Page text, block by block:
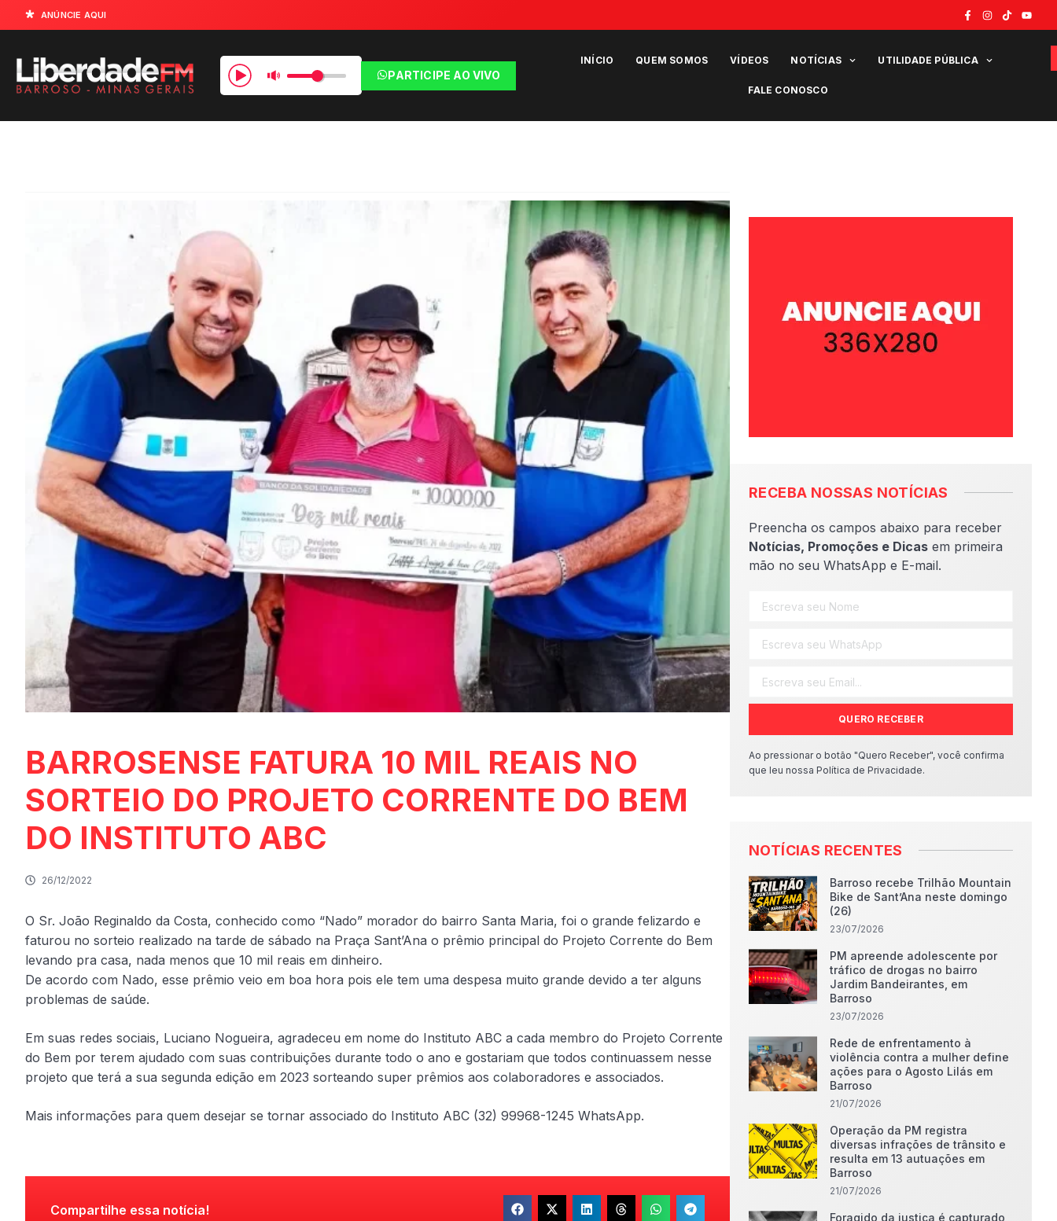
ANÚNCIE AQUI
PARTICIPE AO VIVO
INÍCIO QUEM SOMOS VÍDEOS NOTÍCIAS UTILIDADE PÚBLICA
FALE CONOSCO
BARROSENSE FATURA 10 MIL REAIS NO
SORTEIO DO PROJETO CORRENTE DO BEM
DO INSTITUTO ABC
26/12/2022
O Sr. João Reginaldo da Costa, conhecido como “Nado” morador do bairro Santa Maria, foi o grande felizardo e
faturou no sorteio realizado na tarde de sábado na Praça Sant’Ana o prêmio principal do Projeto Corrente do Bem
levando pra casa, nada menos que 10 mil reais em dinheiro.
De acordo com Nado, esse prêmio veio em boa hora pois ele tem uma despesa muito grande devido a ter alguns
problemas de saúde.
Em suas redes sociais, Luciano Nogueira, agradeceu em nome do Instituto ABC a cada membro do Projeto Corrente
do Bem por terem ajudado com suas contribuições durante todo o ano e gostariam que todos continuassem nesse
projeto que terá a sua segunda edição em 2023 sorteando super prêmios aos colaboradores e associados.
Mais informações para quem desejar se tornar associado do Instituto ABC (32) 99968-1245 WhatsApp.
Compartilhe essa notícia!
RECEBA NOSSAS NOTÍCIAS
Preencha os campos abaixo para receber
Notícias, Promoções e Dicas em primeira
mão no seu WhatsApp e E-mail.
QUERO RECEBER
Ao pressionar o botão "Quero Receber", você confirma
que leu nossa Política de Privacidade.
NOTÍCIAS RECENTES
Barroso recebe Trilhão Mountain
Bike de Sant’Ana neste domingo
(26)
23/07/2026
PM apreende adolescente por
tráfico de drogas no bairro
Jardim Bandeirantes, em
Barroso
23/07/2026
Rede de enfrentamento à
violência contra a mulher define
ações para o Agosto Lilás em
Barroso
21/07/2026
Operação da PM registra
diversas infrações de trânsito e
resulta em 13 autuações em
Barroso
21/07/2026
Foragido da justiça é capturado